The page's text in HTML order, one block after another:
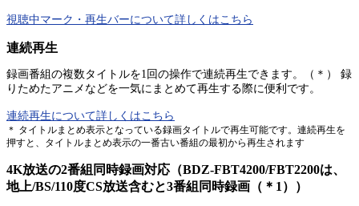
視聴中マーク・再生バーについて詳しくはこちら
連続再生
録画番組の複数タイトルを1回の操作で連続再生できます。（＊） 録
りためたアニメなどを一気にまとめて再生する際に便利です。
連続再生について詳しくはこちら
＊ タイトルまとめ表示となっている録画タイトルで再生可能です。連続再生を
押すと、タイトルまとめ表示の一番古い番組の最初から再生されます
4K放送の2番組同時録画対応（BDZ-FBT4200/FBT2200は、
地上/BS/110度CS放送含むと3番組同時録画（＊1））